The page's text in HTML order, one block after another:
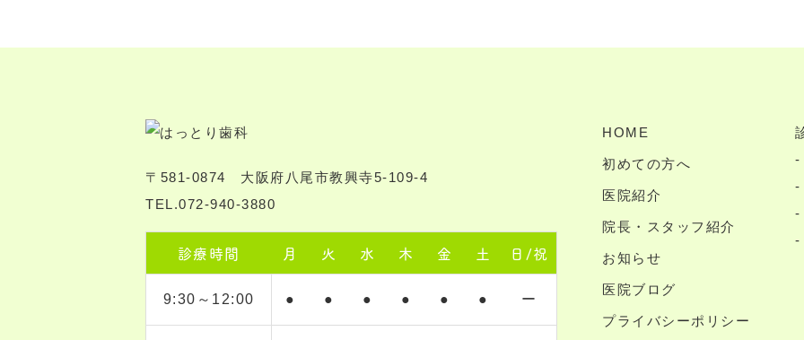
〒581-0874 大阪府八尾市教興寺5-109-4
TEL.072-940-3880
診療時間 月 火 水 木 金 土 日/祝
9:30～12:00 ● ● ● ● ● ● ー
HOME
初めての方へ
医院紹介
院長・スタッフ紹介
お知らせ
医院ブログ
プライバシーポリシー